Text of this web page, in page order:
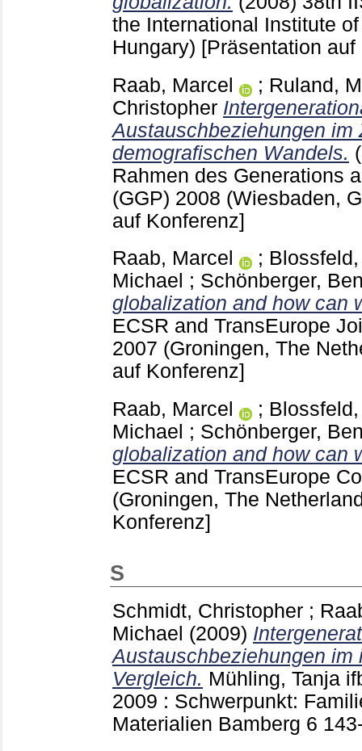
the International Institute
Hungary) [Präsentation auf
Raab, Marcel
; Ruland,
Christopher
Austauschbeziehungen im
demografischen Wandels.
Rahmen des Generations
(GGP) 2008 (Wiesbaden,
auf Konferenz]
Raab, Marcel
;
Michael ; Schönberger,
globalization and how can
ECSR and TransEurope
2007 (Groningen, The
auf Konferenz]
Raab, Marcel
;
Michael ; Schönberger,
globalization and how can
ECSR and TransEurope
(Groningen, The
Konferenz]
S
Schmidt, Christopher ;
Michael (2009)
Austauschbeziehungen im
Vergleich. Mühling, Tanja
2009 : Schwerpunkt:
Materialien Bamberg 6